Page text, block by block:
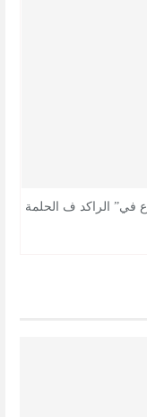
في” الراكد ف الحلمة